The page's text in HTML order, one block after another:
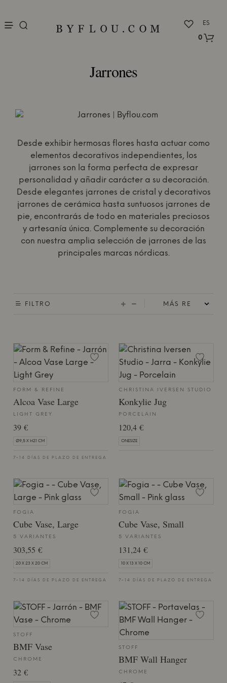
ES
0
Jarrones
Desde exhibir hermosas flores hasta actuar como
elementos decorativos independientes, los
jarrones son la forma perfecta de expresar
personalidad y añadir carácter a su decoración.
Desde elegantes jarrones de cristal y decorativos
jarrones de cerámica hasta suntuosos jarrones de
pie, encontrarás de todo en materiales preciosos
y artesanía única. Complemente su decoración
con nuestra amplia selección de jarrones de las
principales marcas nórdicas.
FILTRO
FORM & REFINE
Alcoa Vase Large
LIGHT GREY
39 €
Ø9,5 X H21 CM
7-14 DÍAS DE PLAZO DE ENTREGA
CHRISTINA IVERSEN STUDIO
Konkylie Jug
PORCELAIN
120,4 €
ONESIZE
FOGIA
Cube Vase, Large
5 VARIANTES
303,55 €
20 X 23 X 20 CM
7-14 DÍAS DE PLAZO DE ENTREGA
FOGIA
Cube Vase, Small
5 VARIANTES
131,24 €
10 X 13 X 10 CM
7-14 DÍAS DE PLAZO DE ENTREGA
STOFF
BMF Vase
CHROME
32 €
STOFF
BMF Wall Hanger
CHROME